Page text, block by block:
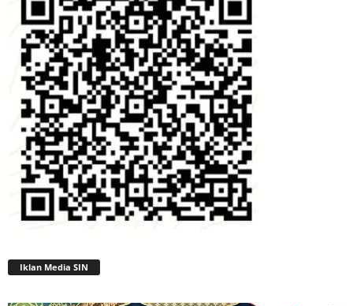
Iklan Media SIN